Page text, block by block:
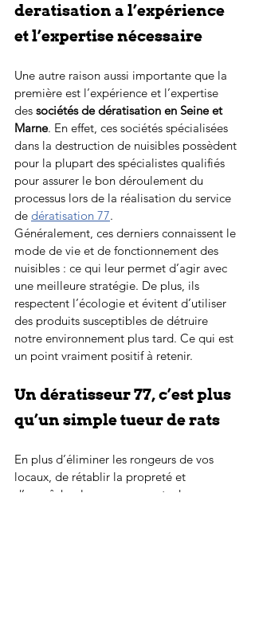
deratisation a l’expérience
et l’expertise nécessaire
Une autre raison aussi importante que la
première est l’expérience et l’expertise
des sociétés de dératisation en Seine et
Marne. En effet, ces sociétés spécialisées
dans la destruction de nuisibles possèdent
pour la plupart des spécialistes qualifiés
pour assurer le bon déroulement du
processus lors de la réalisation du service
de dératisation 77.
Généralement, ces derniers connaissent le
mode de vie et de fonctionnement des
nuisibles : ce qui leur permet d’agir avec
une meilleure stratégie. De plus, ils
respectent l’écologie et évitent d’utiliser
des produits susceptibles de détruire
notre environnement plus tard. Ce qui est
un point vraiment positif à retenir.
Un dératisseur 77, c’est plus
qu’un simple tueur de rats
En plus d’éliminer les rongeurs de vos
locaux, de rétablir la propreté et
d’empêcher les nouveaux rats de vous